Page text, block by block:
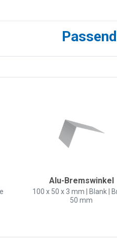
Alu-Bremswinkel
100 x 50 x 3 mm | Blank |
50 mm